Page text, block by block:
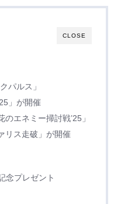
CLOSE
パルス」
」が開催
エネミー掃討戦’25」
リス走破」が開催
念プレゼント